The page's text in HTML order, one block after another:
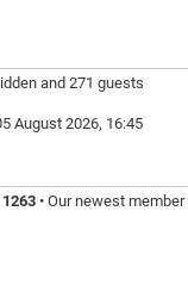
and 271 guests
August 2026, 16:45
1263 • Our newest member